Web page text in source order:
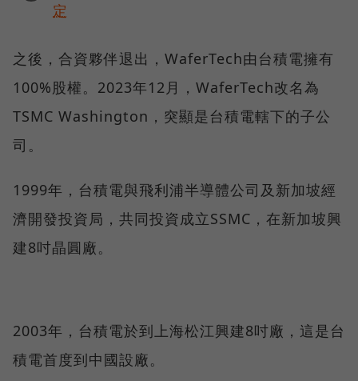
定
之後，合資夥伴退出，WaferTech由台積電擁有
100%股權。2023年12月，WaferTech改名為
TSMC Washington，突顯是台積電轄下的子公
司。
1999年，台積電與飛利浦半導體公司及新加坡經
濟開發投資局，共同投資成立SSMC，在新加坡興
建8吋晶圓廠。
2003年，台積電於到上海松江興建8吋廠，這是台
積電首度到中國設廠。